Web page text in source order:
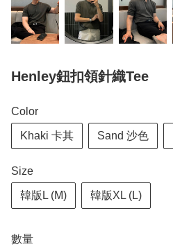
Henley鈕扣領針織Tee
Color
Khaki 卡其 Sand 沙色
Size
韓版L (M) 韓版XL (L)
數量